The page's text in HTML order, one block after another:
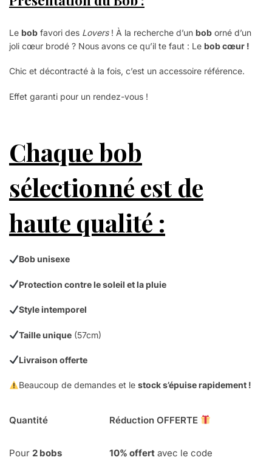
Le bob favori des Lovers! À la recherche d’un bob orné d’un
joli cœur brodé ? Nous avons ce qu’il te faut : Le bob cœur !
Chic et décontracté à la fois, c’est un accessoire référence.
Effet garanti pour un rendez-vous !
Chaque bob
sélectionné est de
haute qualité :
Bob unisexe
Protection contre le soleil et la pluie
Style intemporel
Taille unique(57cm)
Livraison offerte
Beaucoup de demandes et le stock s’épuise rapidement !
Quantité Réduction OFFERTE
Pour 2 bobs
10% offert avec le code